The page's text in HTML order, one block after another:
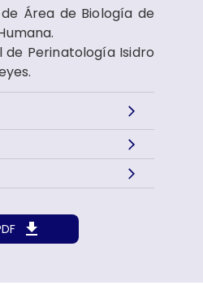
Área de Biología de
de Perinatología Isidro